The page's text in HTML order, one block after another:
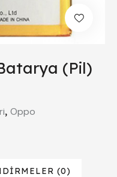
(Pil)
, Oppo
(0)